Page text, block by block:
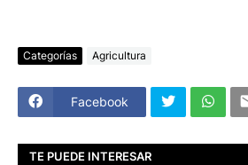
Categorías Agricultura
Facebook
TE PUEDE INTERESAR